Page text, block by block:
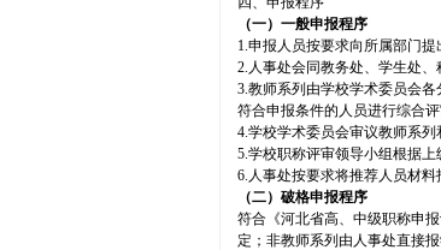
（一）一般申报程序
1.申报人员按要求向所属部门提
2.人事处会同教务处、学生处
3.教师系列由学校学术委员会
符合申报条件的人员进行综合评
4.学校学术委员会审议教师系
5.学校职称评审领导小组根据
6.人事处按要求将推荐人员材料
（二）破格申报程序
符合《河北省高、中级职称申
定；非教师系列由人事处直接